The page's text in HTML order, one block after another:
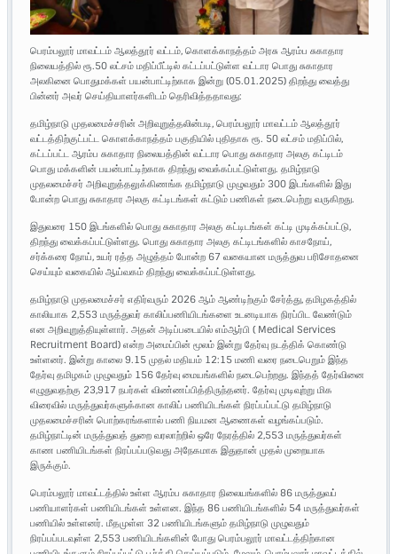
பெரம்பலூர் மாவட்டம் ஆலத்தூர் வட்டம், கொளக்காநத்தம் அரசு ஆரம்ப சுகாதார
நிலையத்தில் ரூ.50 லட்சம் மதிப்பீட்டில் கட்டப்பட்டுள்ள வட்டார பொது சுகாதார
அலகினை பொதுமக்கள் பயன்பாட்டிற்காக இன்று (05.01.2025) திறந்து வைத்து
பின்னர் அவர் செய்தியாளர்களிடம் தெரிவித்ததாவது:
தமிழ்நாடு முதலமைச்சரின் அறிவுறுத்தலின்படி, பெரம்பலூர் மாவட்டம் ஆலத்தூர்
வட்டத்திற்குட்பட்ட கொளக்காநத்தம் பகுதியில் புதிதாக ரூ. 50 லட்சம் மதிப்பில்,
கட்டப்பட்ட ஆரம்ப சுகாதார நிலையத்தின் வட்டார பொது சுகாதார அலகு கட்டிடம்
பொது மக்களின் பயன்பாட்டிற்காக திறந்து வைக்கப்பட்டுள்ளது. தமிழ்நாடு
முதலமைச்சர் அறிவுறுத்தலுக்கிணங்க தமிழ்நாடு முழுவதும் 300 இடங்களில் இது
போன்ற பொது சுகாதார அலகு கட்டிடங்கள் கட்டும் பணிகள் நடைபெற்று வருகிறது.
இதுவரை 150 இடங்களில் பொது சுகாதார அலகு கட்டிடங்கள் கட்டி முடிக்கப்பட்டு,
திறந்து வைக்கப்பட்டுள்ளது. பொது சுகாதார அலகு கட்டிடங்களில் காசநோய்,
சர்க்கரை நோய், உயர் ரத்த அழுத்தம் போன்ற 67 வகையான மருத்துவ பரிசோதனை
செய்யும் வகையில் ஆய்வகம் திறந்து வைக்கப்பட்டுள்ளது.
தமிழ்நாடு முதலமைச்சர் எதிர்வரும் 2026 ஆம் ஆண்டிற்கும் சேர்த்து, தமிழகத்தில்
காலியாக 2,553 மருத்துவர் காலிப்பணியிடங்களை உடனடியாக நிரப்பிட வேண்டும்
என அறிவுறுத்தியுள்ளார். அதன் அடிப்படையில் எம்ஆர்பி ( Medical Services
Recruitment Board) என்ற அமைப்பின் மூலம் இன்று தேர்வு நடத்திக் கொண்டு
உள்ளனர். இன்று காலை 9.15 முதல் மதியம் 12:15 மணி வரை நடைபெறும் இந்த
தேர்வு தமிழகம் முழுவதும் 156 தேர்வு மையங்களில் நடைபெற்றது. இந்தத் தேர்வினை
எழுதுவதற்கு 23,917 நபர்கள் விண்ணப்பித்திருந்தனர். தேர்வு முடிவுற்று மிக
விரைவில் மருத்துவர்களுக்கான காலிப் பணியிடங்கள் நிரப்பப்பட்டு தமிழ்நாடு
முதலமைச்சரின் பொற்கரங்களால் பணி நியமன ஆணைகள் வழங்கப்படும்.
தமிழ்நாட்டின் மருத்துவத் துறை வரலாற்றில் ஒரே நேரத்தில் 2,553 மருத்துவர்கள்
காண பணியிடங்கள் நிரப்பப்படுவது அநேகமாக இதுதான் முதல் முறையாக
இருக்கும்.
பெரம்பலூர் மாவட்டத்தில் உள்ள ஆரம்ப சுகாதார நிலையங்களில் 86 மருத்துவப்
பணியாளர்கள் பணியிடங்கள் உள்ளன. இந்த 86 பணியிடங்களில் 54 மருத்துவர்கள்
பணியில் உள்ளனர். மீதமுள்ள 32 பணியிடங்களும் தமிழ்நாடு முழுவதும்
நிரப்பப்படவுள்ள 2,553 பணியிடங்களின் போது பெரம்பலூர் மாவட்டத்திற்கான